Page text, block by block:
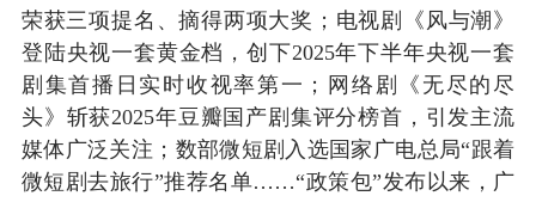
荣获三项提名、摘得两项大奖；电视剧《风与潮》
登陆央视一套黄金档，创下2025年下半年央视一套
剧集首播日实时收视率第一；网络剧《无尽的尽
头》斩获2025年豆瓣国产剧集评分榜首，引发主流
媒体广泛关注；数部微短剧入选国家广电总局“跟着
微短剧去旅行”推荐名单……“政策包”发布以来，广